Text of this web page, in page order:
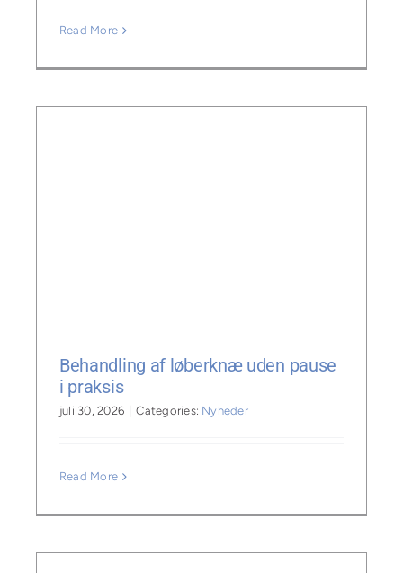
Read More
Behandling af løberknæ uden pause
i praksis
juli 30, 2026 Categories: Nyheder
Read More